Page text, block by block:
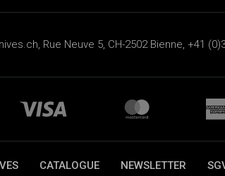
Rue Neuve 5, CH-2502 Bienne, +41
CATALOGUE NEWSLETTER